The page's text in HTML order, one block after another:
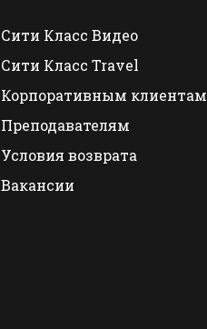
Сити Класс Видео
Сити Класс Travel
Корпоративным клиентам
Преподавателям
Условия возврата
Вакансии